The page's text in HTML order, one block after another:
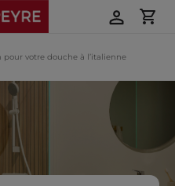
votre douche à l’italienne